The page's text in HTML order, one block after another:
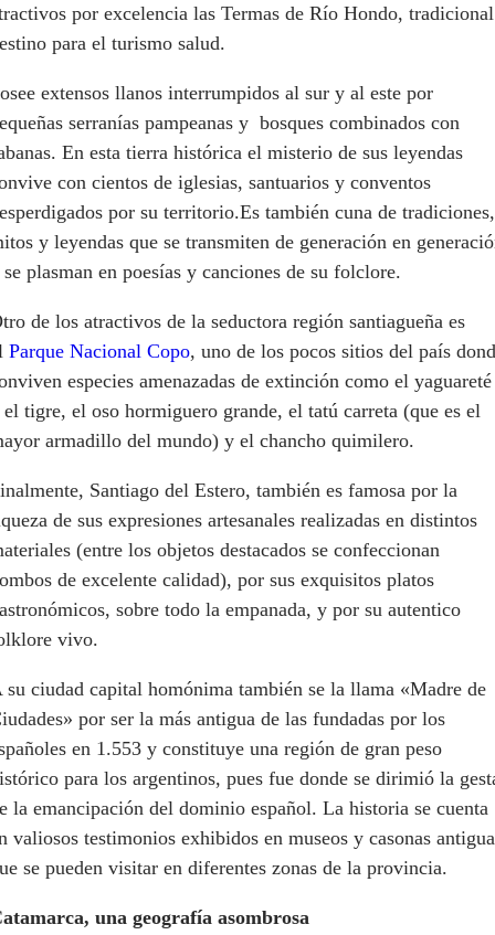
por excelencia las Termas de Río Hondo, tradicional
para el turismo salud.
extensos llanos interrumpidos al sur y al este por
serranías pampeanas y bosques combinados con
En esta tierra histórica el misterio de sus leyendas
con cientos de iglesias, santuarios y conventos
por su territorio.Es también cuna de tradiciones,
y leyendas que se transmiten de generación en
plasman en poesías y canciones de su folclore.
de los atractivos de la seductora región santiagueña es
Parque Nacional Copo, uno de los pocos sitios del país
especies amenazadas de extinción como el yaguareté
el tigre, el oso hormiguero grande, el tatú carreta (que es el
armadillo del mundo) y el chancho quimilero.
Santiago del Estero, también es famosa por la
de sus expresiones artesanales realizadas en distintos
(entre los objetos destacados se confeccionan
de excelente calidad), por sus exquisitos platos
sobre todo la empanada, y por su autentico
vivo.
su ciudad capital homónima también se la llama «Madre de
por ser la más antigua de las fundadas por los
en 1.553 y constituye una región de gran peso
para los argentinos, pues fue donde se dirimió la
la emancipación del dominio español. La historia se cuenta
valiosos testimonios exhibidos en museos y casonas
se pueden visitar en diferentes zonas de la provincia.
una geografía asombrosa